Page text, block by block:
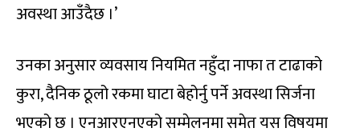
अवस्था आउँदैछ ।’
उनका अनुसार व्यवसाय नियमित नहुँदा नाफा त टाढाको
कुरा, दैनिक ठूलो रकमा घाटा बेहोर्नु पर्ने अवस्था सिर्जना
भएको छ । एनआरएनएको सम्मेलनमा समेत यस विषयमा